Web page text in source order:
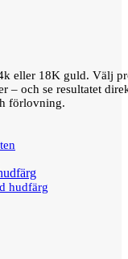
eller 18K guld. Välj
– och se resultatet
förlovning.